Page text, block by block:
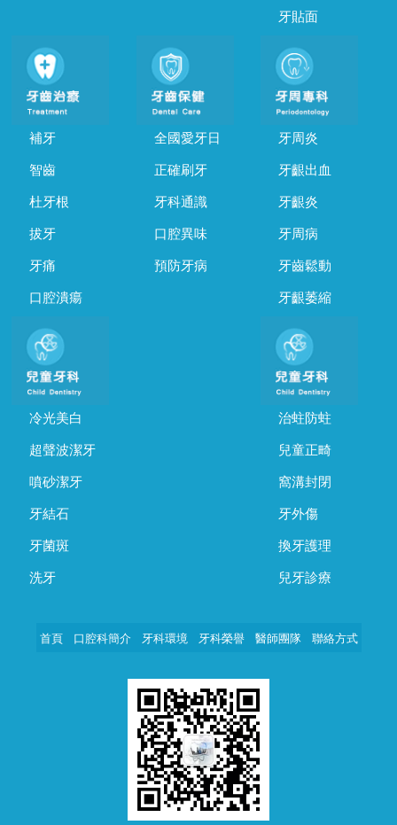
牙貼面
補牙
智齒
杜牙根
拔牙
牙痛
口腔潰瘍
全國愛牙日
正確刷牙
牙科通識
口腔異味
預防牙病
牙周炎
牙齦出血
牙齦炎
牙周病
牙齒鬆動
牙齦萎縮
冷光美白
超聲波潔牙
噴砂潔牙
牙結石
牙菌斑
洗牙
治蛀防蛀
兒童正畸
窩溝封閉
牙外傷
換牙護理
兒牙診療
首頁 口腔科簡介 牙科環境 牙科榮譽 醫師團隊 聯絡方式